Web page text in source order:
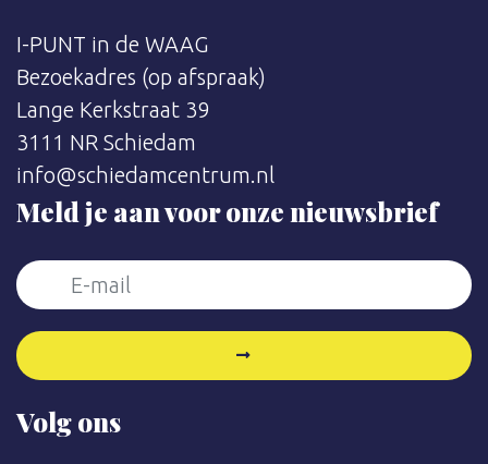
I-PUNT in de WAAG
Bezoekadres (op afspraak)
Lange Kerkstraat 39
3111 NR Schiedam
info@schiedamcentrum.nl
Meld je aan voor onze nieuwsbrief
Volg ons